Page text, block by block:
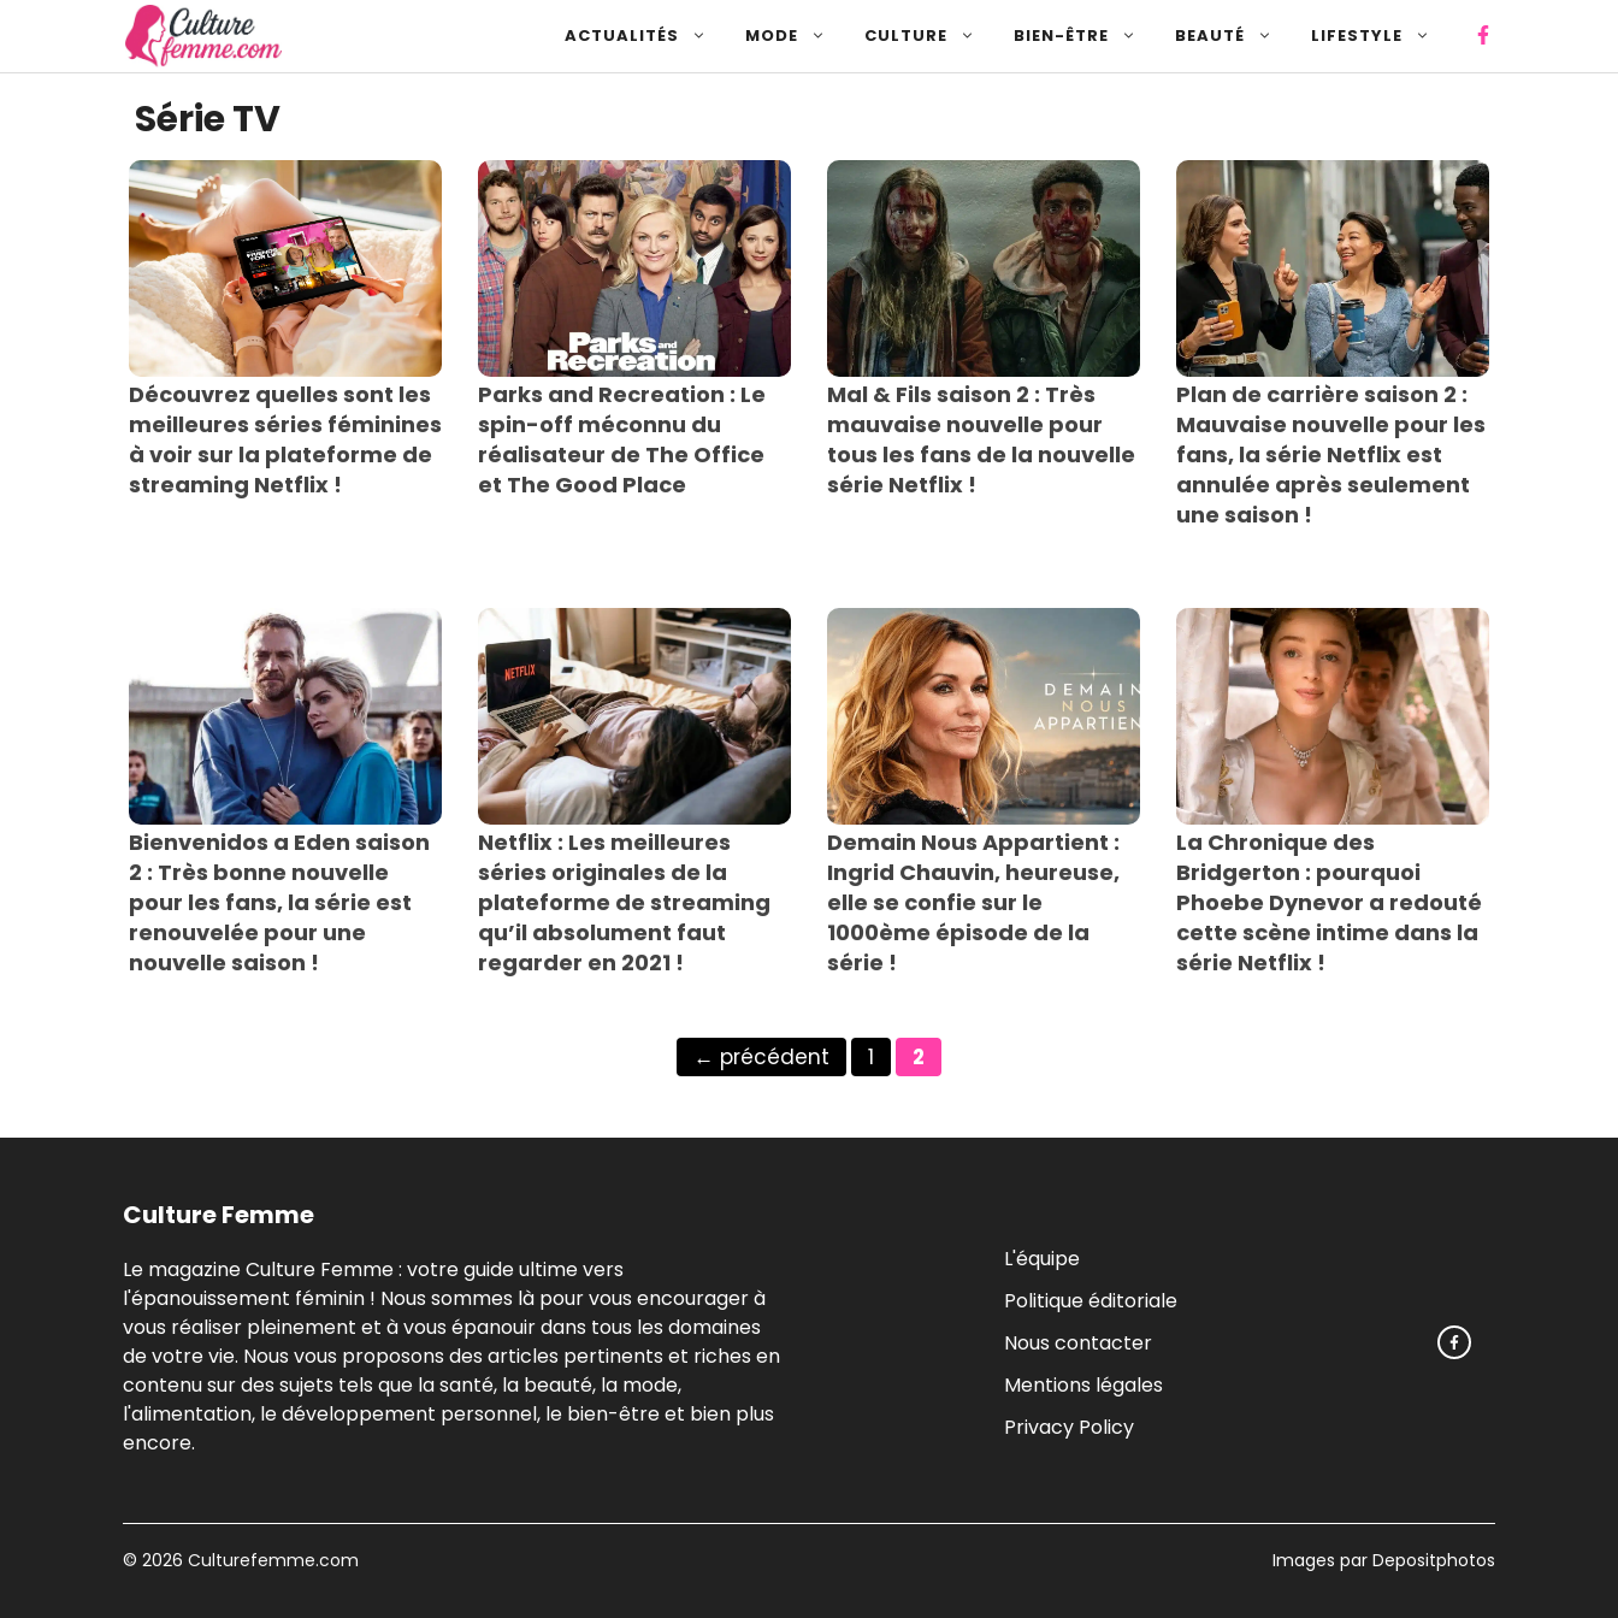
ACTUALITÉS MODE CULTURE BIEN-ÊTRE BEAUTÉ LIFESTYLE
Série TV
Découvrez quelles sont les
meilleures séries féminines
à voir sur la plateforme de
streaming Netflix !
Parks and Recreation : Le
spin-off méconnu du
réalisateur de The Office
et The Good Place
Mal & Fils saison 2 : Très
mauvaise nouvelle pour
tous les fans de la nouvelle
série Netflix !
Plan de carrière saison 2 :
Mauvaise nouvelle pour les
fans, la série Netflix est
annulée après seulement
une saison !
Bienvenidos a Eden saison
2 : Très bonne nouvelle
pour les fans, la série est
renouvelée pour une
nouvelle saison !
Netflix : Les meilleures
séries originales de la
plateforme de streaming
qu’il absolument faut
regarder en 2021 !
Demain Nous Appartient :
Ingrid Chauvin, heureuse,
elle se confie sur le
1000ème épisode de la
série !
La Chronique des
Bridgerton : pourquoi
Phoebe Dynevor a redouté
cette scène intime dans la
série Netflix !
← précédent Page
1 Page
2
Culture Femme
Le magazine Culture Femme : votre guide ultime vers
l'épanouissement féminin ! Nous sommes là pour vous encourager à
vous réaliser pleinement et à vous épanouir dans tous les domaines
de votre vie. Nous vous proposons des articles pertinents et riches en
contenu sur des sujets tels que la santé, la beauté, la mode,
l'alimentation, le développement personnel, le bien-être et bien plus
encore.
L'équipe
Politique éditoriale
Nous contacter
Mentions légales
Privacy Policy
© 2026 Culturefemme.com Images par Depositphotos